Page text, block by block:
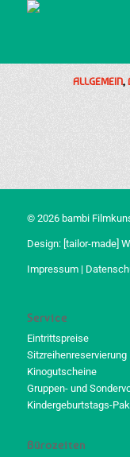
ALLGEMEIN,
© 2026 bambi
Design: [tailor-made]
Impressum|
Service
Eintrittspreise
Sitzreihenreservierung
Kinogutscheine
Gruppen- und
Kindergeburtstags-
Bürozeiten